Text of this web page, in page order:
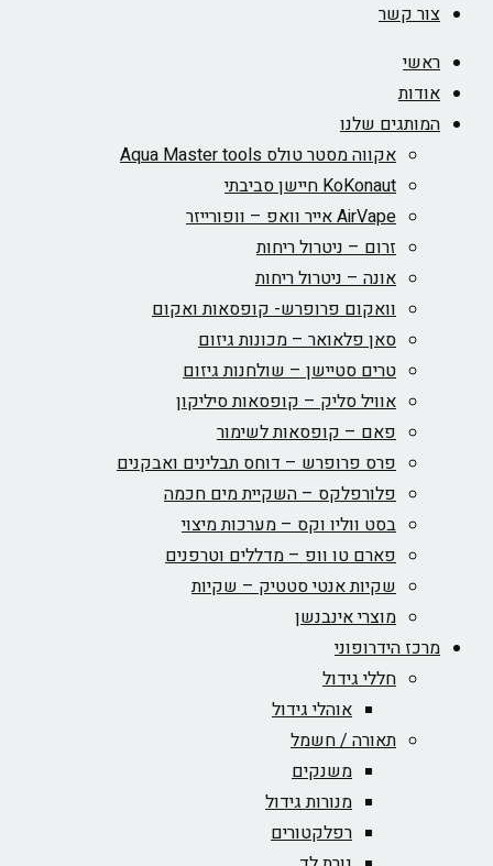
צור קשר
ראשי
אודות
המותגים שלנו
אקווה מסטר טולס Aqua Master tools
KoKonaut חיישן סביבתי
AirVape אייר וואפ – וופורייזר
זרום – ניטרול ריחות
אונה – ניטרול ריחות
וואקום פרופרש- קופסאות ואקום
סאן פלאואר – מכונות גיזום
טרים סטיישן – שולחנות גיזום
אוויל סליק – קופסאות סיליקון
פאם – קופסאות לשימור
פרס פרופרש – דוחס תבלינים ואבקנים
פלורפלקס – השקיית מים חכמה
בסט ווליו וקס – מערכות מיצוי
פארם טו וופ – מדללים וטרפנים
שקיות אנטי סטטיק – שקיות
מוצרי אינבנשן
מרכז הידרופוני
חללי גידול
אוהלי גידול
תאורה / חשמל
משנקים
מנורות גידול
רפלקטורים